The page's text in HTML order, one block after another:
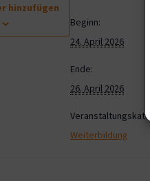
hinzufügen
Beginn:
24. April 2026
Ende:
26. April 2026
Weiterbildung